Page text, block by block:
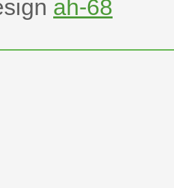
ah-68